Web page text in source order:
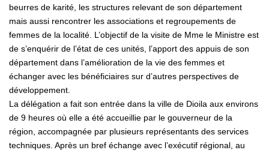
beurres de karité, les structures relevant de son département
mais aussi rencontrer les associations et regroupements de
femmes de la localité. L’objectif de la visite de Mme le Ministre est
de s’enquérir de l’état de ces unités, l’apport des appuis de son
département dans l’amélioration de la vie des femmes et
échanger avec les bénéficiaires sur d’autres perspectives de
développement.
La délégation a fait son entrée dans la ville de Dioila aux environs
de 9 heures où elle a été accueillie par le gouverneur de la
région, accompagnée par plusieurs représentants des services
techniques. Après un bref échange avec l’exécutif régional, au